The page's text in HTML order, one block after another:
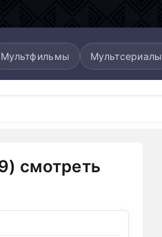
Мультфильмы Мультсериалы
смотреть